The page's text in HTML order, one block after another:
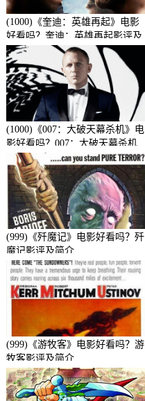
(1000)《奎迪：英雄再起》电影
好看吗？奎迪：英雄再起影评及
简介
(1000)《007：大破天幕杀机》电
影好看吗？007：大破天幕杀机
影评及简介
(999)《歼魔记》电影好看吗？歼
魔记影评及简介
(999)《游牧客》电影好看吗？游
牧客影评及简介